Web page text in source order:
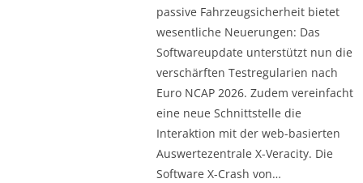
passive Fahrzeugsicherheit bietet
wesentliche Neuerungen: Das
Softwareupdate unterstützt nun die
verschärften Testregularien nach
Euro NCAP 2026. Zudem vereinfacht
eine neue Schnittstelle die
Interaktion mit der web-basierten
Auswertezentrale X-Veracity. Die
Software X-Crash von…